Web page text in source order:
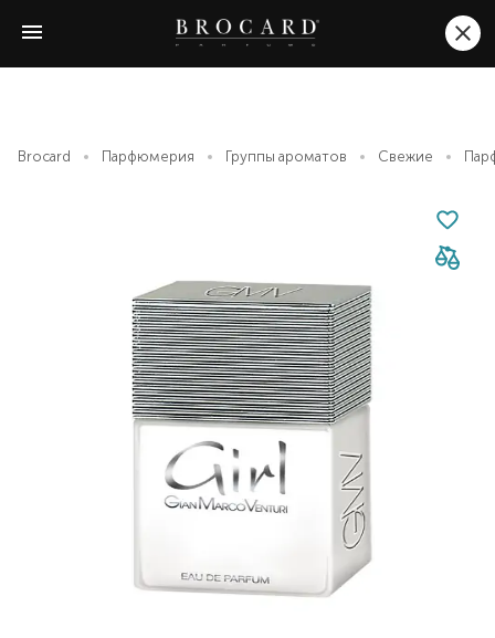
Brocard Парфюмерия Группы ароматов Свежие